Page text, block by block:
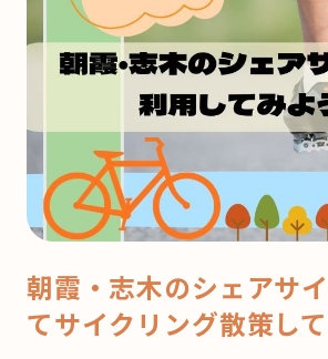
ク
マ
ス！
ど
こ
ケ
ー
朝霞・志木のシェアサ
てサイクリング散策し